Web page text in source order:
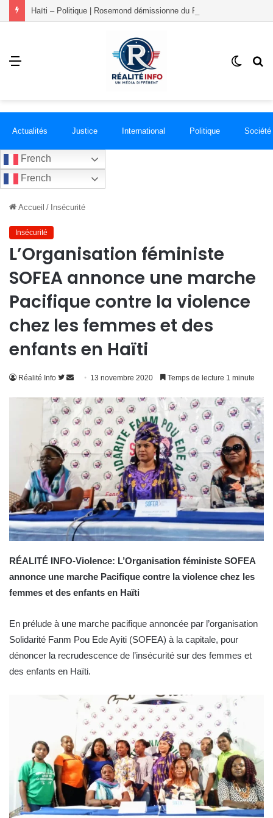
Menu
Switch
Actualités Justice International Politique Société
French
French
Accueil / Insécurité
Insécurité
L’Organisation féministe
SOFEA annonce une marche
Pacifique contre la violence
chez les femmes et des
enfants en Haïti
Réalité Info
Suivre
Twitter
Envoyer
courriel
13 novembre 2020 Temps de lecture 1 minute
RÉALITÉ INFO-Violence: L’Organisation féministe SOFEA
annonce une marche Pacifique contre la violence chez les
femmes et des enfants en Haïti
En prélude à une marche pacifique annoncée par l’organisation
Solidarité Fanm Pou Ede Ayiti (SOFEA) à la capitale, pour
dénoncer la recrudescence de l’insécurité sur des femmes et
des enfants en Haïti.